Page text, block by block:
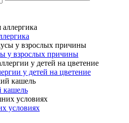
у взрослых причины
у детей на цветение
кашель
условиях